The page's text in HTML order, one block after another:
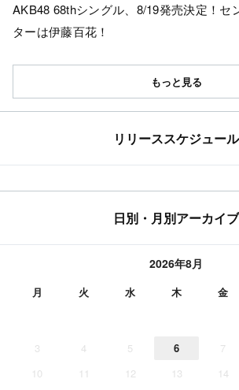
AKB48 68thシングル、8/19発売決定！セ
ターは伊藤百花！
もっと見る
リリーススケジュール
日別・月別アーカイブ
2026年8月
月 火 水 木 金
3
4 5 6 7
10
11 12 13 14